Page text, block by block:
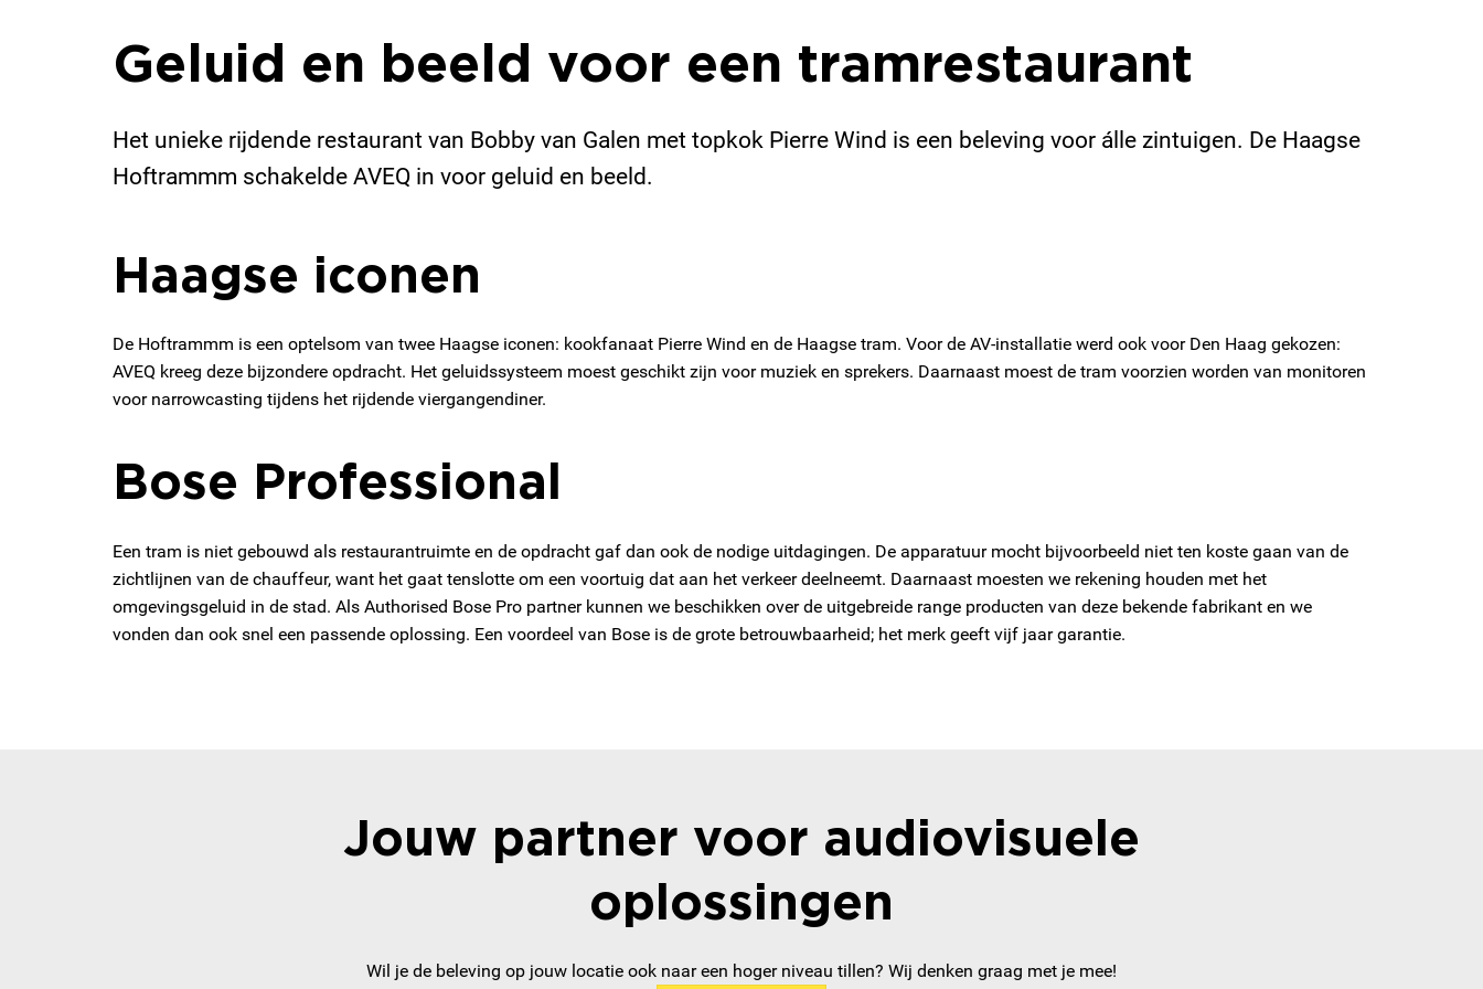
Geluid en beeld voor een tramrestaurant
Het unieke rijdende restaurant van Bobby van Galen met topkok Pierre Wind is een beleving voor álle zintuigen. De Haagse
Hoftrammm schakelde AVEQ in voor geluid en beeld.
Haagse iconen
De Hoftrammm is een optelsom van twee Haagse iconen: kookfanaat Pierre Wind en de Haagse tram. Voor de AV-installatie werd ook voor Den Haag gekozen:
AVEQ kreeg deze bijzondere opdracht. Het geluidssysteem moest geschikt zijn voor muziek en sprekers. Daarnaast moest de tram voorzien worden van monitoren
voor narrowcasting tijdens het rijdende viergangendiner.
Bose Professional
Een tram is niet gebouwd als restaurantruimte en de opdracht gaf dan ook de nodige uitdagingen. De apparatuur mocht bijvoorbeeld niet ten koste gaan van de
zichtlijnen van de chauffeur, want het gaat tenslotte om een voortuig dat aan het verkeer deelneemt. Daarnaast moesten we rekening houden met het
omgevingsgeluid in de stad. Als Authorised Bose Pro partner kunnen we beschikken over de uitgebreide range producten van deze bekende fabrikant en we
vonden dan ook snel een passende oplossing. Een voordeel van Bose is de grote betrouwbaarheid; het merk geeft vijf jaar garantie.
Jouw partner voor audiovisuele
oplossingen
Wil je de beleving op jouw locatie ook naar een hoger niveau tillen? Wij denken graag met je mee!